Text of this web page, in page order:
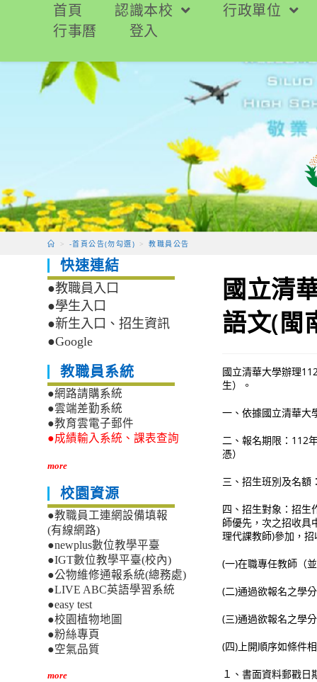
要
首頁 認識本校 行政單位
行事曆
登入
> -首頁公告(勿勾選) > 教職員公告
國立清
語文(閩
國立清華大學辦理
生）。
一、依據國立清華大
二、報名期限：112
憑）
三、招生班別及名額
四、招生對象：招生
師優先，次之招收具
理代課教師)參加，
(一)在職專任教師（
(二)通過欲報名之學
(三)通過欲報名之學
(四)上開順序如條件
１、書面資料郵戳日
快速連結
●教職員入口
●學生入口
●新生入口、招生資訊
●Google
教職員系統
●網路請購系統
●雲端差勤系統
●教育雲電子郵件
●成績輸入系統、課表查詢
more
校園資源
●教職員工連網設備填報
(有線網路)
●newplus數位教學平臺
●IGT數位教學平臺(校內)
●公物維修通報系統(總務處)
●LIVE ABC英語學習系統
●easy test
●校園植物地圖
●粉絲專頁
●空氣品質
more